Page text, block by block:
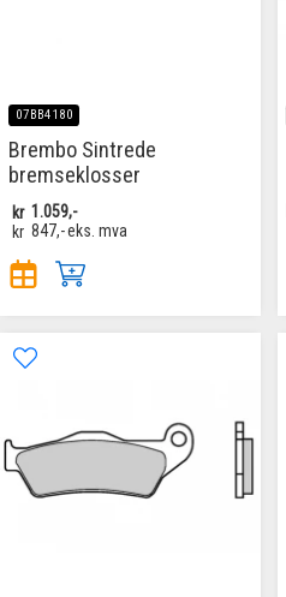
07BB4180
Brembo Sintrede
bremseklosser
kr 1.059,-
kr 847,-eks. mva